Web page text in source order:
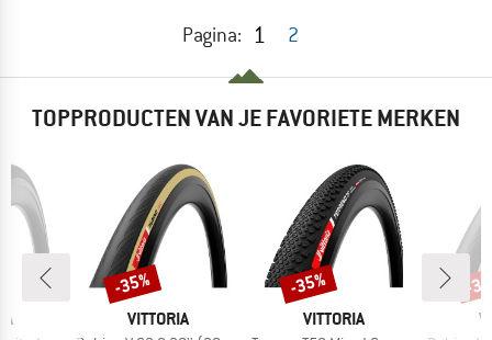
Pagina: 1 2
TOPPRODUCTEN VAN JE FAVORIETE MERKEN
MERK
VITTORIA
Korting
-35%
MERK
VITTORIA
Korting
-35% -